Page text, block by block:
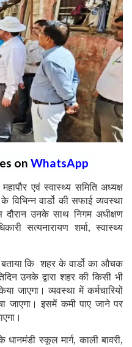
on WhatsApp
एवं स्वास्थ्य समिति अध्यक्ष
वार्डो की सफाई व्यवस्था
उनके साथ निगम अधीक्षण
सत्यनारायण शर्मा, स्वास्थ्य
बताया कि शहर के वार्डो का औचक
उनके द्वारा शहर की किसी भी
जाएगा। व्यवस्था में कर्मचारियों
जाएगा। इसमें कमी पाए जाने पर
स्कूल मार्ग, काली बावरी,